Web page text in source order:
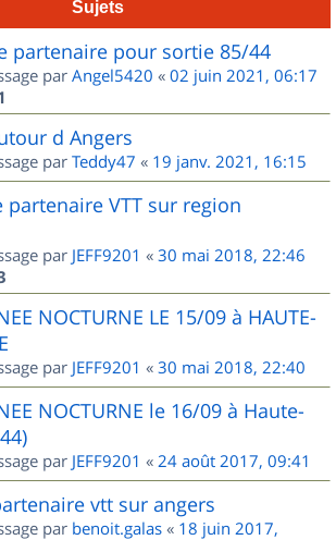
Sujets
partenaire pour sortie 85/44
par Angel5420 « 02 juin 2021, 06:17
d Angers
par Teddy47 « 19 janv. 2021, 16:15
partenaire VTT sur region
par JEFF9201 « 30 mai 2018, 22:46
NOCTURNE LE 15/09 à HAUTE-
par JEFF9201 « 30 mai 2018, 22:40
NOCTURNE le 16/09 à Haute-
par JEFF9201 « 24 août 2017, 09:41
vtt sur angers
par benoit.galas « 18 juin 2017,